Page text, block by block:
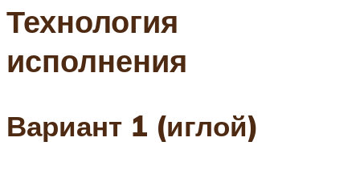
Технология
исполнения
Вариант 1 (иглой)